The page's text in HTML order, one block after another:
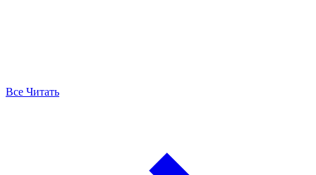
Все Читать